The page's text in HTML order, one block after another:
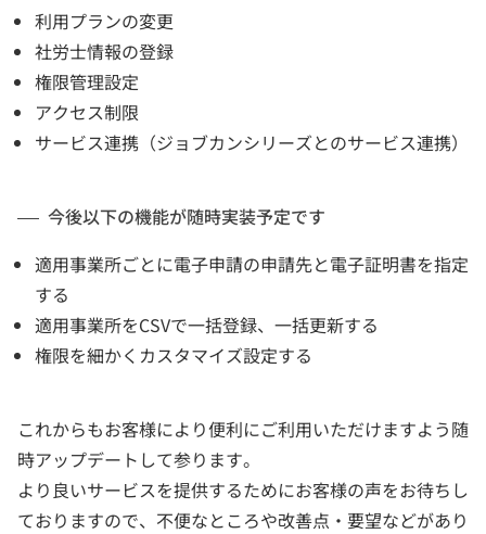
利用プランの変更
社労士情報の登録
権限管理設定
アクセス制限
サービス連携（ジョブカンシリーズとのサービス連携）
今後以下の機能が随時実装予定です
適用事業所ごとに電子申請の申請先と電子証明書を指定
する
適用事業所をCSVで一括登録、一括更新する
権限を細かくカスタマイズ設定する
これからもお客様により便利にご利用いただけますよう随
時アップデートして参ります。
より良いサービスを提供するためにお客様の声をお待ちし
ておりますので、不便なところや改善点・要望などがあり